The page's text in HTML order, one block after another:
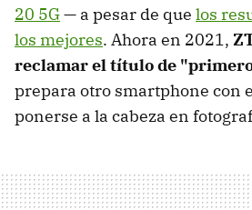
20 5G— a pesar de que los
los mejores. Ahora en 2021,
reclamar el título de
prepara otro smartphone con
ponerse a la cabeza en